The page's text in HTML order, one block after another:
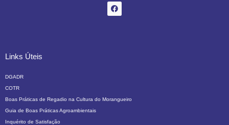
c
e
Links Úteis
DGADR
COTR
Boas Práticas de Regadio na Cultura do Morangueiro
Guia de Boas Práticas Agroambientais
Inquérito de Satisfação